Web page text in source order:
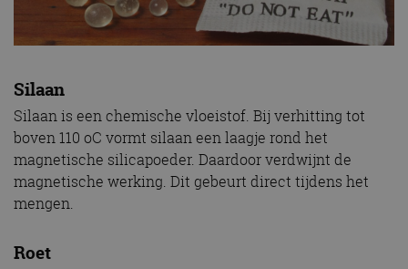
Silaan
Silaan is een chemische vloeistof. Bij verhitting tot
boven 110 oC vormt silaan een laagje rond het
magnetische silicapoeder. Daardoor verdwijnt de
magnetische werking. Dit gebeurt direct tijdens het
mengen.
Roet